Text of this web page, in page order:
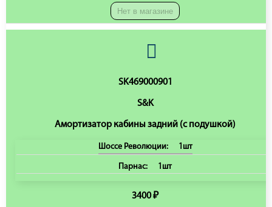
Нет в магазине
SK469000901
S&K
Амортизатор кабины задний (с подушкой)
Шоссе Революции: 1шт
Парнас: 1шт
3400 ₽